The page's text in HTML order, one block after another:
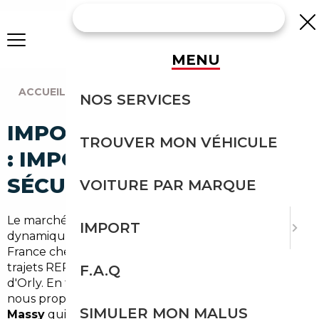
ACCUEIL AGENCE PARIS
IMPORT VOITURE À MASSY
: IMPORTEZ EN TOUTE
SÉCURITÉ
Le marché automobile autour de
dynamique : commuters de l'Essonne et Île-de-
France cherchent des véhicules fiables pour les
trajets RER B, RER C ou les navettes vers l'aéroport
d'Orly. En tant que
nous proposons un service d'
Massy qui combine expertise européenne et
MENU
NOS SERVICES
TROUVER MON VÉHICULE
VOITURE PAR MARQUE
IMPORT
F.A.Q
SIMULER MON MALUS